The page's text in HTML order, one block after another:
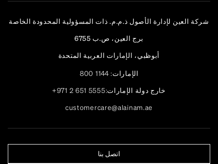
شركة العين لإدارة الأصول ذ.م.م. ذات المسؤولية المحدودة الخاصة
برج العين، ص.ب 6755
أبوظبي، الإمارات العربية المتحدة
الإمارات: 800 1144
خارج دولة الإمارات:+971 2 651 5555
customercare@alainam.ae
اتصل بنا